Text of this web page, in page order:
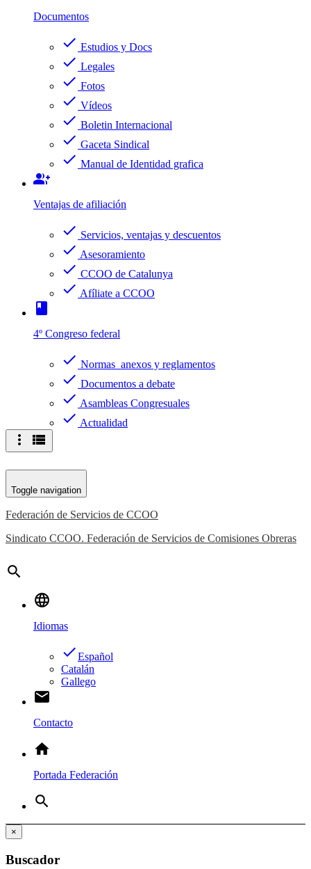
Documentos
check Estudios y Docs
check Legales
check Fotos
check Vídeos
check Boletin Internacional
check Gaceta Sindical
check Manual de Identidad grafica
group_add
Ventajas de afiliación
check Servicios, ventajas y descuentos
check Asesoramiento
check CCOO de Catalunya
check Afíliate a CCOO
book
4º Congreso federal
check Normas anexos y reglamentos
check Documentos a debate
check Asambleas Congresuales
check Actualidad
more_vert view_list
Toggle navigation
Federación de Servicios de CCOO
Sindicato CCOO. Federación de Servicios de Comisiones Obreras
search
language
Idiomas
doneEspañol
Catalán
Gallego
email
Contacto
home
Portada Federación
search
×
Buscador